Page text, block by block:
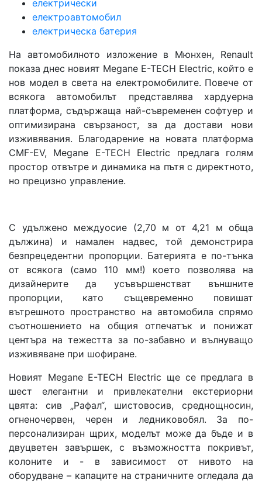
електрически
електроавтомобил
електрическа батерия
На автомобилното изложение в Мюнхен, Renault
показа днес новият Megane E-TECH Electric, който е
нов модел в света на електромобилите. Повече от
всякога автомобилът представлява хардуерна
платформа, съдържаща най-съвременен софтуер и
оптимизирана свързаност, за да достави нови
изживявания. Благодарение на новата платформа
CMF-EV, Megane E-TECH Electric предлага голям
простор отвътре и динамика на пътя с директното,
но прецизно управление.
С удължено междуосие (2,70 м от 4,21 м обща
дължина) и намален надвес, той демонстрира
безпрецедентни пропорции. Батерията е по-тънка
от всякога (само 110 мм!) което позволява на
дизайнерите да усъвършенстват външните
пропорции, като същевременно повишат
вътрешното пространство на автомобила спрямо
съотношението на общия отпечатък и понижат
центъра на тежестта за по-забавно и вълнуващо
изживяване при шофиране.
Новият Megane E-TECH Electric ще се предлага в
шест елегантни и привлекателни екстериорни
цвята: сив „Рафал“, шистовосив, среднощносин,
огненочервен, черен и ледниковобял. За по-
персонализиран щрих, моделът може да бъде и в
двуцветен завършек, с възможността покривът,
колоните и - в зависимост от нивото на
оборудване – капаците на страничните огледала да